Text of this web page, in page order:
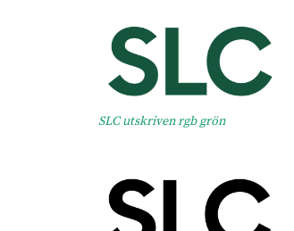
SLC utskriven rgb grön